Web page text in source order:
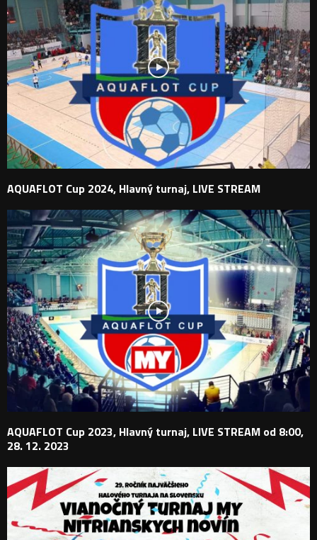
AQUAFLOT Cup 2024, Hlavný turnaj, LIVE STREAM
AQUAFLOT Cup 2023, Hlavný turnaj, LIVE STREAM od 8:00,
28. 12. 2023